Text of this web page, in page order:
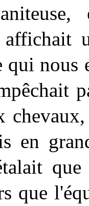
qui nous
en
que